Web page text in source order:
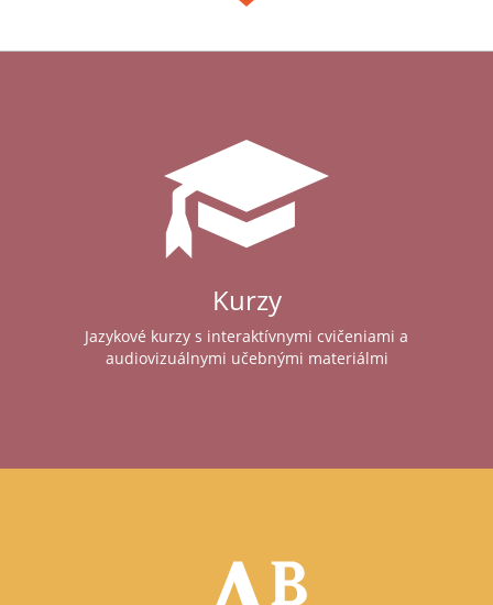
Kurzy
Jazykové kurzy s interaktívnymi cvičeniami a
audiovizuálnymi učebnými materiálmi